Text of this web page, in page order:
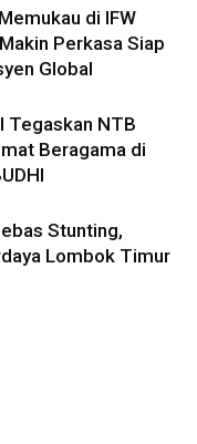
di IFW
Perkasa Siap
Global
Tegaskan NTB
Beragama di
Stunting,
Lombok Timur